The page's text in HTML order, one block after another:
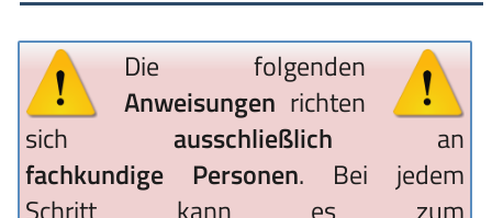
Die folgenden
Anweisungen richten
sich ausschließlich an
fachkundige Personen. Bei jedem